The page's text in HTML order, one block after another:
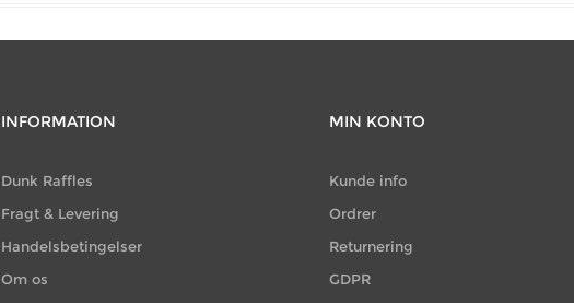
INFORMATION
Dunk Raffles
Fragt & Levering
Handelsbetingelser
Om os
MIN KONTO
Kunde info
Ordrer
Returnering
GDPR